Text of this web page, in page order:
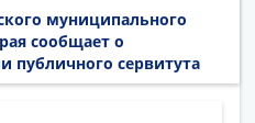
муниципального
сообщает о
публичного сервитута